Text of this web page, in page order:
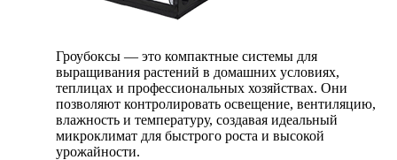
Гроубоксы — это компактные системы для
выращивания растений в домашних условиях,
теплицах и профессиональных хозяйствах. Они
позволяют контролировать освещение, вентиляцию,
влажность и температуру, создавая идеальный
микроклимат для быстрого роста и высокой
урожайности.